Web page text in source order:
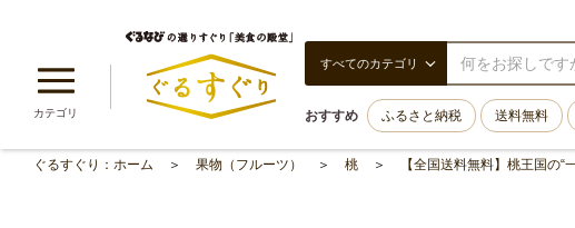
カテゴリ
すべてのカテゴリ
おすすめ ふるさと納税 送料無料
ぐるすぐり：ホーム 果物（フルーツ） 桃 【全国送料無料】桃王国の